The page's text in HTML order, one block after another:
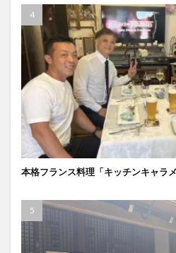
本格フランス料理「キッチンキャラ